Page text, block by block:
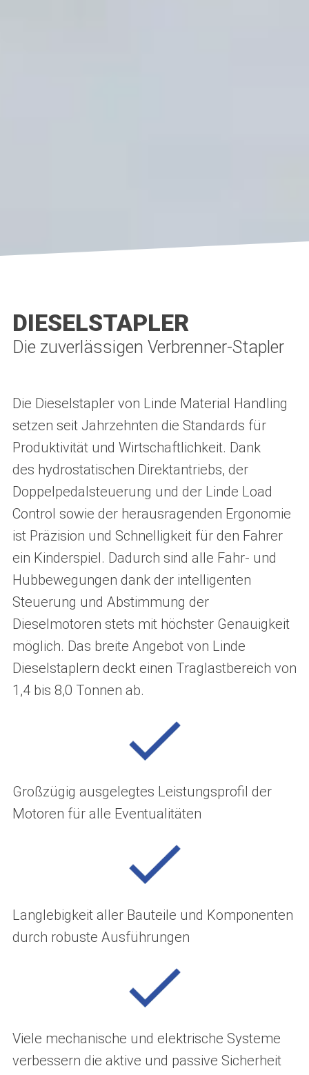
Die zuverlässigen Verbrenner-Stapler
DIESELSTAPLER
Die Dieselstapler von Linde Material Handling
setzen seit Jahrzehnten die Standards für
Produktivität und Wirtschaftlichkeit. Dank
des hydrostatischen Direktantriebs, der
Doppelpedalsteuerung und der Linde Load
Control sowie der herausragenden Ergonomie
ist Präzision und Schnelligkeit für den Fahrer
ein Kinderspiel. Dadurch sind alle Fahr- und
Hubbewegungen dank der intelligenten
Steuerung und Abstimmung der
Dieselmotoren stets mit höchster Genauigkeit
möglich. Das breite Angebot von Linde
Dieselstaplern deckt einen Traglastbereich von
1,4 bis 8,0 Tonnen ab.
Großzügig ausgelegtes Leistungsprofil der
Motoren für alle Eventualitäten
Langlebigkeit aller Bauteile und Komponenten
durch robuste Ausführungen
Viele mechanische und elektrische Systeme
verbessern die aktive und passive Sicherheit